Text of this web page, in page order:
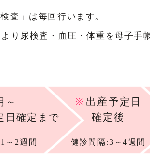
検査」は毎回行います。
り尿検査・血圧・体重を母子手
～
日確定まで
～2週間
※ 出産予定日
確定後
健診間隔:3～4週間